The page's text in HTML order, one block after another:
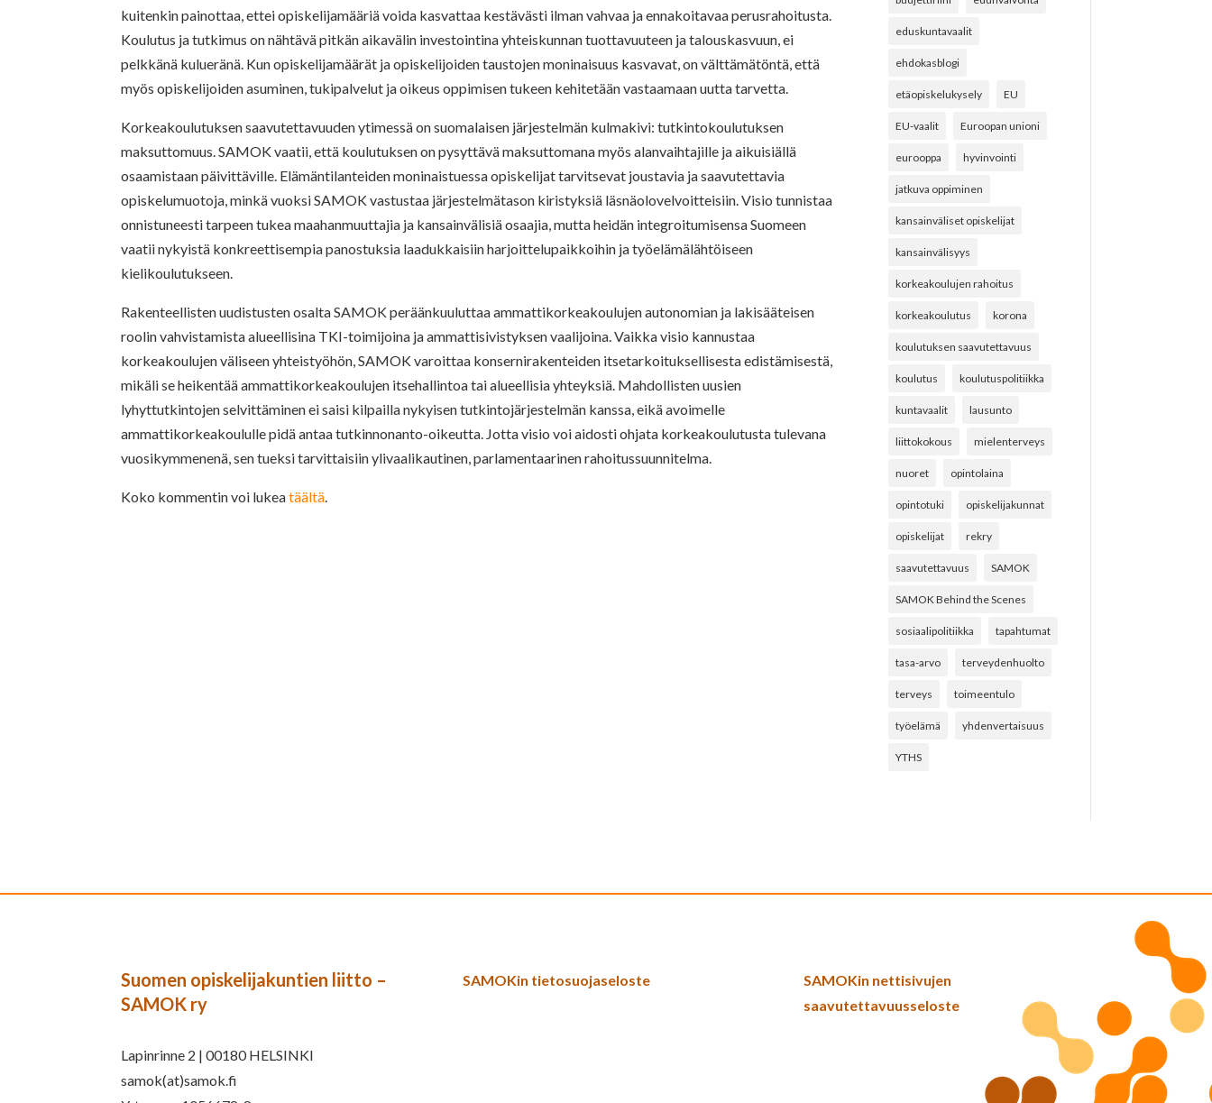
kuitenkin painottaa, ettei opiskelijamääriä voida kasvattaa kestävästi ilman vahvaa ja ennakoitavaa perusrahoitusta.
Koulutus ja tutkimus on nähtävä pitkän aikavälin investointina yhteiskunnan tuottavuuteen ja talouskasvuun, ei
pelkkänä kulueränä. Kun opiskelijamäärät ja opiskelijoiden taustojen moninaisuus kasvavat, on välttämätöntä, että
myös opiskelijoiden asuminen, tukipalvelut ja oikeus oppimisen tukeen kehitetään vastaamaan uutta tarvetta.
Korkeakoulutuksen saavutettavuuden ytimessä on suomalaisen järjestelmän kulmakivi: tutkintokoulutuksen
maksuttomuus. SAMOK vaatii, että koulutuksen on pysyttävä maksuttomana myös alanvaihtajille ja aikuisiällä
osaamistaan päivittäville. Elämäntilanteiden moninaistuessa opiskelijat tarvitsevat joustavia ja saavutettavia
opiskelumuotoja, minkä vuoksi SAMOK vastustaa järjestelmätason kiristyksiä läsnäolovelvoitteisiin. Visio tunnistaa
onnistuneesti tarpeen tukea maahanmuuttajia ja kansainvälisiä osaajia, mutta heidän integroitumisensa Suomeen
vaatii nykyistä konkreettisempia panostuksia laadukkaisiin harjoittelupaikkoihin ja työelämälähtöiseen
kielikoulutukseen.
Rakenteellisten uudistusten osalta SAMOK peräänkuuluttaa ammattikorkeakoulujen autonomian ja lakisääteisen
roolin vahvistamista alueellisina TKI-toimijoina ja ammattisivistyksen vaalijoina. Vaikka visio kannustaa
korkeakoulujen väliseen yhteistyöhön, SAMOK varoittaa konsernirakenteiden itsetarkoituksellisesta edistämisestä,
mikäli se heikentää ammattikorkeakoulujen itsehallintoa tai alueellisia yhteyksiä. Mahdollisten uusien
lyhyttutkintojen selvittäminen ei saisi kilpailla nykyisen tutkintojärjestelmän kanssa, eikä avoimelle
ammattikorkeakoululle pidä antaa tutkinnonanto-oikeutta. Jotta visio voi aidosti ohjata korkeakoulutusta tulevana
vuosikymmenenä, sen tueksi tarvittaisiin ylivaalikautinen, parlamentaarinen rahoitussuunnitelma.
Koko kommentin voi lukeatäältä
eduskuntavaalit
ehdokasblogi
etäopiskelukysely EU
EU-vaalit Euroopan unioni
eurooppa hyvinvointi
jatkuva oppiminen
kansainväliset opiskelijat
kansainvälisyys
korkeakoulujen rahoitus
korkeakoulutus korona
koulutuksen saavutettavuus
koulutus koulutuspolitiikka
kuntavaalit lausunto
liittokokous mielenterveys
nuoret opintolaina
opintotuki opiskelijakunnat
opiskelijat rekry
saavutettavuus SAMOK
SAMOK Behind the Scenes
sosiaalipolitiikka tapahtumat
tasa-arvo terveydenhuolto
terveys toimeentulo
työelämä yhdenvertaisuus
YTHS
Suomen opiskelijakuntien liitto –
SAMOK ry
Lapinrinne 2 | 00180 HELSINKI
samok(at)samok.fi
SAMOKin tietosuojaseloste
SAMOKin nettisivujen
saavutettavuusseloste